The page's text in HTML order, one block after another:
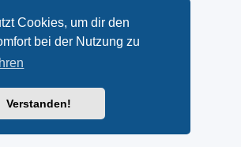
Cookies, um dir den
bei der Nutzung zu
Verstanden!